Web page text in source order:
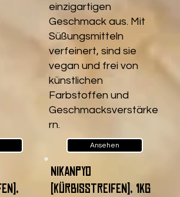
einzigartigen
Geschmack aus. Mit
Süßungsmitteln
verfeinert, sind sie
vegan und frei von
künstlichen
Farbstoffen und
Geschmacksverstärke
rn.
Ansehen
Nikanpyo
(Kürbisstreifen), 1kg